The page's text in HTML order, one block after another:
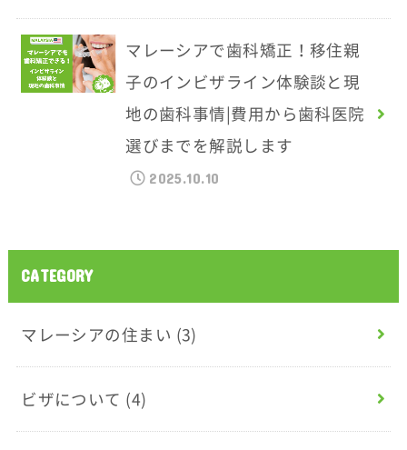
マレーシアで歯科矯正！移住親
子のインビザライン体験談と現
地の歯科事情|費用から歯科医院
選びまでを解説します
2025.10.10
CATEGORY
マレーシアの住まい (3)
ビザについて (4)